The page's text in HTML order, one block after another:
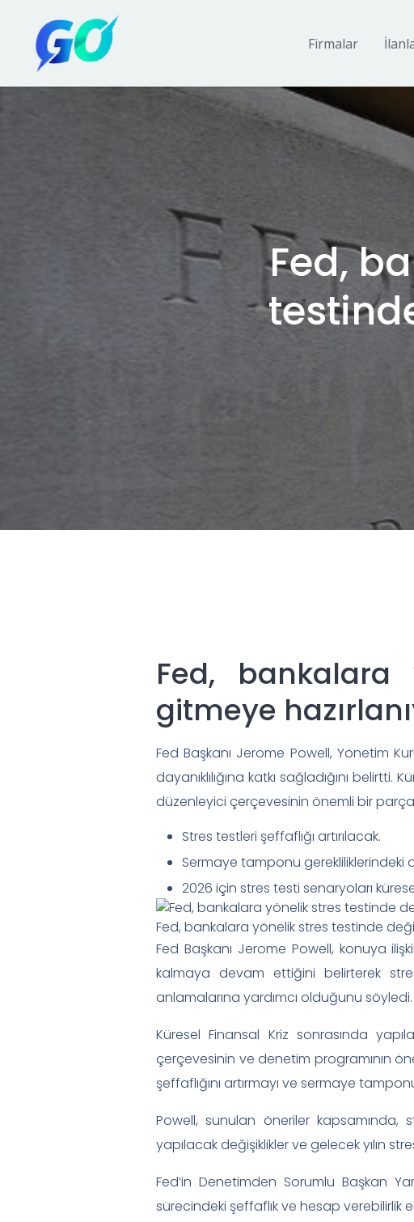
Firmalar
Fed,
Fed,
gitmeye
Fed Başkanı Jerome Powell, Yönetim
dayanıklılığına katkı sağladığını
düzenleyici çerçevesinin önemli bir
Stres testleri şeffaflığı artırılacak.
Sermaye tamponu gerekliliklerindeki
2026 için stres testi senaryoları
Fed, bankalara yönelik stres testinde
Fed Başkanı Jerome Powell, konuya
kalmaya devam ettiğini belirterek stres
anlamalarına yardımcı olduğunu söyledi.
Küresel Finansal Kriz sonrasında
çerçevesinin ve denetim programının
şeffaflığını artırmayı ve sermaye
Powell, sunulan öneriler kapsamında,
yapılacak değişiklikler ve gelecek yılın
Fed’in Denetimden Sorumlu Başkan
sürecindeki şeffaflık ve hesap verebilirlik